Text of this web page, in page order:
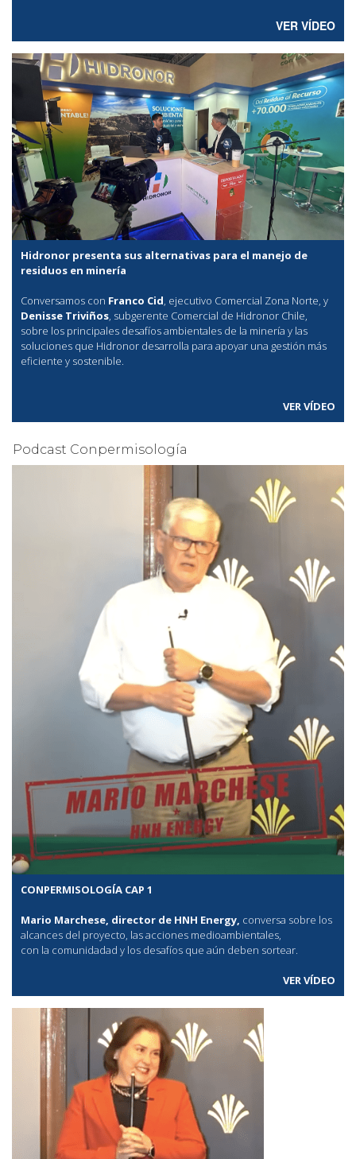
VER VÍDEO
Hidronor presenta sus alternativas para el manejo de
residuos en minería
Conversamos con Franco Cid, ejecutivo Comercial Zona Norte, y
Denisse Triviños, subgerente Comercial de Hidronor Chile,
sobre los principales desafíos ambientales de la minería y las
soluciones que Hidronor desarrolla para apoyar una gestión más
eficiente y sostenible.
VER VÍDEO
Podcast Conpermisología
CONPERMISOLOGÍA CAP 1
Mario Marchese, director de HNH Energy, conversa sobre los
alcances del proyecto, las acciones medioambientales,
con la comunidadad y los desafíos que aún deben sortear.
VER VÍDEO